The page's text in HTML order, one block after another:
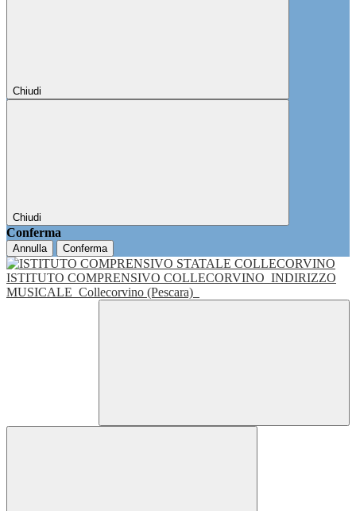
Chiudi
Chiudi
Conferma
Annulla Conferma
ISTITUTO COMPRENSIVO COLLECORVINO INDIRIZZO
MUSICALE Collecorvino (Pescara)